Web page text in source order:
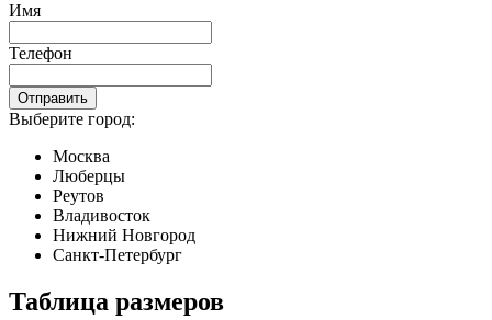
Имя
Телефон
Отправить
Выберите город:
Москва
Люберцы
Реутов
Владивосток
Нижний Новгород
Санкт-Петербург
Таблица размеров